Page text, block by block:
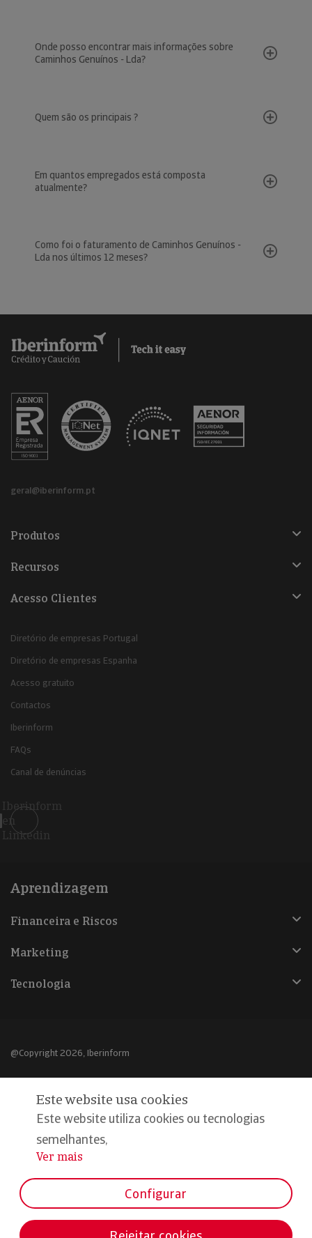
Onde posso encontrar mais informações sobre
Caminhos Genuínos - Lda?
Quem são os principais ?
Em quantos empregados está composta
atualmente?
Como foi o faturamento de Caminhos Genuínos -
Lda nos últimos 12 meses?
geral@iberinform.pt
Produtos
Recursos
Acesso Clientes
Diretório de empresas Portugal
Diretório de empresas Espanha
Acesso gratuito
Contactos
Iberinform
FAQs
Canal de denúncias
Iberinform
en
Linkedin
Aprendizagem
Financeira e Riscos
Marketing
Tecnologia
@Copyright 2026, Iberinform
Declaração de privacidade
Compromisso qualidade e segurança
Este website usa cookies
Este website utiliza cookies ou tecnologias
semelhantes,
...
Ver mais
Configurar